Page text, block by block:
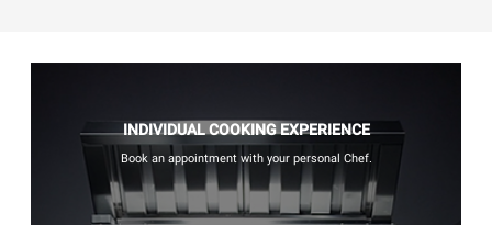
INDIVIDUAL COOKING EXPERIENCE
Book an appointment with your personal Chef.